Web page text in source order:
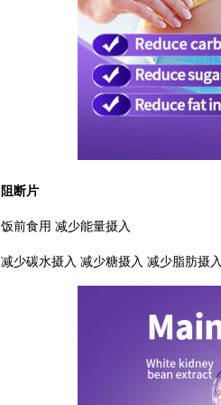
阻断片
饭前食用 减少能量摄入
减少碳水摄入 减少糖摄入 减少脂肪摄